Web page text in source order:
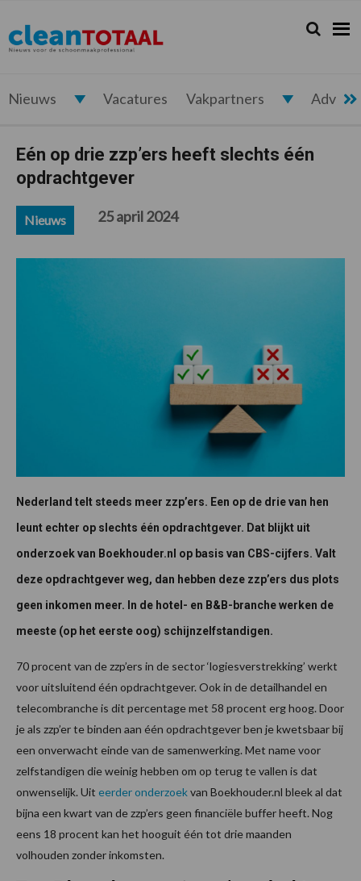
de
hoofdnavigatie
de
hoofd
de
eerste
de
voettekst
Cleantotaal.nl
Het
laatste
voor
schoonmaak
Zoeken...
Zoek
Nieuws Vacatures Vakpartners
Eén op drie zzp’ers heeft slechts één
opdrachtgever
Nieuws 25 april 2024
Nederland telt steeds meer zzp’ers. Een op de drie van hen
leunt echter op slechts één opdrachtgever. Dat blijkt uit
onderzoek van Boekhouder.nl op basis van CBS-cijfers. Valt
deze opdrachtgever weg, dan hebben deze zzp’ers dus plots
geen inkomen meer. In de hotel- en B&B-branche werken de
meeste (op het eerste oog) schijnzelfstandigen.
70 procent van de zzp’ers in de sector ‘logiesverstrekking’ werkt
voor uitsluitend één opdrachtgever. Ook in de detailhandel en
telecombranche is dit percentage met 58 procent erg hoog. Door
je als zzp’er te binden aan één opdrachtgever ben je kwetsbaar bij
een onverwacht einde van de samenwerking. Met name voor
zelfstandigen die weinig hebben om op terug te vallen is dat
onwenselijk. Uit eerder onderzoekvan Boekhouder.nl bleek al dat
bijna een kwart van de zzp’ers geen financiële buffer heeft. Nog
eens 18 procent kan het hooguit één tot drie maanden
volhouden zonder inkomsten.